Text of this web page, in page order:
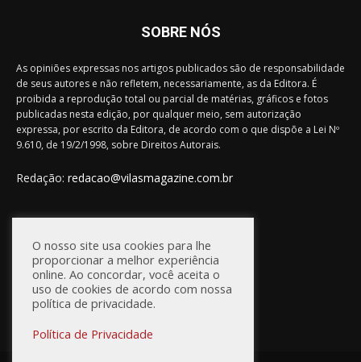
SOBRE NÓS
As opiniões expressas nos artigos publicados são de responsabilidade
de seus autores e não refletem, necessariamente, as da Editora. É
proibida a reprodução total ou parcial de matérias, gráficos e fotos
publicadas nesta edição, por qualquer meio, sem autorização
expressa, por escrito da Editora, de acordo com o que dispõe a Lei Nº
9.610, de 19/2/1998, sobre Direitos Autorais.
Redação: redacao@vilasmagazine.com.br
FIQUE CONECTADO
O nosso site usa cookies para lhe
proporcionar a melhor experiência
online. Ao concordar, você aceita o
uso de cookies de acordo com nossa
política de privacidade.
Política de Privacidade